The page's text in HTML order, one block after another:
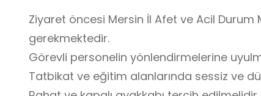
Ziyaret öncesi Mersin İl Afet ve Acil Durum
gerekmektedir.
Görevli personelin yönlendirmelerine
Tatbikat ve eğitim alanlarında sessiz ve